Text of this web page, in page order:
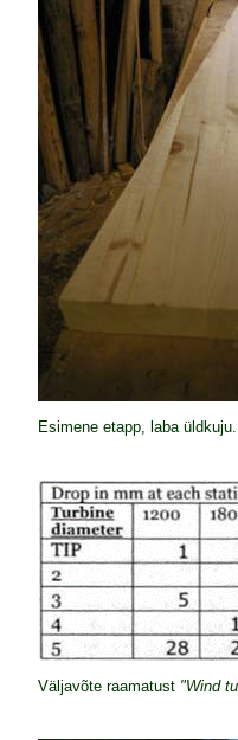
Esimene etapp, laba üldkuju.
Väljavõte raamatust "Wind